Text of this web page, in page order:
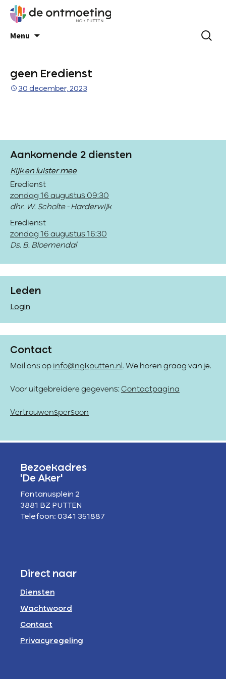
Menu
geen Eredienst
30 december, 2023
Aankomende 2 diensten
Kijk en luister mee
Eredienst
zondag 16 augustus 09:30
dhr. W. Scholte - Harderwijk
Eredienst
zondag 16 augustus 16:30
Ds. B. Bloemendal
Leden
Login
Contact
Mail ons op info@ngkputten.nl . We horen graag van je.
Voor uitgebreidere gegevens: Contactpagina
Vertrouwenspersoon
Bezoekadres
'De Aker'
Fontanusplein 2
3881 BZ PUTTEN
Telefoon: 0341 351887
Direct naar
Diensten
Wachtwoord
Contact
Privacyregeling